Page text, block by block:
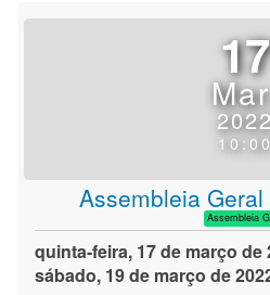
17
2022
10:00
Assembleia
Assembleia
quinta-feira, 17 de março de
sábado, 19 de março de